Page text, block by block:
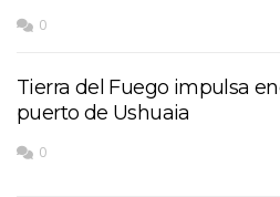
0
Tierra del Fuego impulsa
puerto de Ushuaia
0